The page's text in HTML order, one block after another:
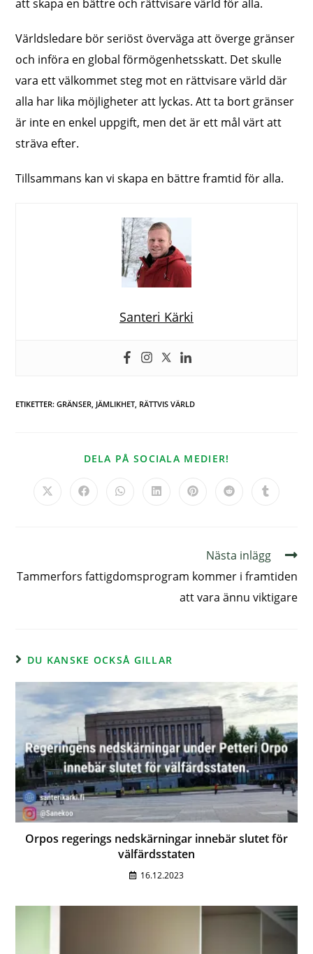
att skapa en bättre och rättvisare värld för alla.
Världsledare bör seriöst överväga att överge gränser
och införa en global förmögenhetsskatt. Det skulle
vara ett välkommet steg mot en rättvisare värld där
alla har lika möjligheter att lyckas. Att ta bort gränser
är inte en enkel uppgift, men det är ett mål värt att
sträva efter.
Tillsammans kan vi skapa en bättre framtid för alla.
Santeri Kärki
ETIKETTER:GRÄNSER JÄMLIKHET RÄTTVIS VÄRLD
DELA PÅ SOCIALA MEDIER!
Nästa inlägg
Tammerfors fattigdomsprogram kommer i framtiden
att vara ännu viktigare
DU KANSKE OCKSÅ GILLAR
Orpos regerings nedskärningar innebär slutet för
välfärdsstaten
16.12.2023